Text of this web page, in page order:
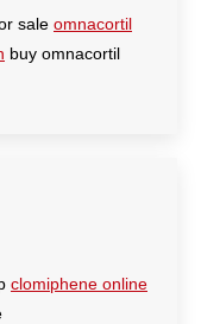
sale omnacortil
buy omnacortil
clomiphene online